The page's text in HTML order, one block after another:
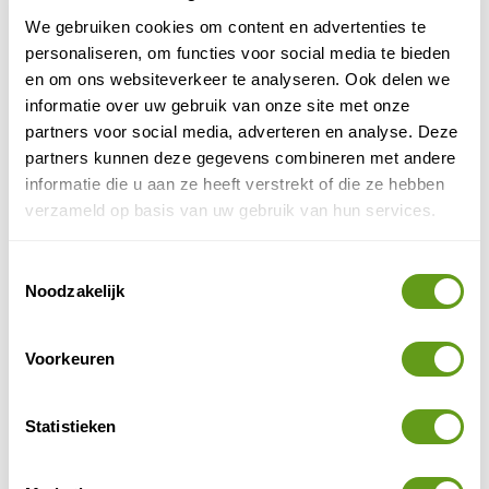
We gebruiken cookies om content en advertenties te
personaliseren, om functies voor social media te bieden
en om ons websiteverkeer te analyseren. Ook delen we
informatie over uw gebruik van onze site met onze
partners voor social media, adverteren en analyse. Deze
partners kunnen deze gegevens combineren met andere
informatie die u aan ze heeft verstrekt of die ze hebben
verzameld op basis van uw gebruik van hun services.
Noodzakelijk
Voorkeuren
Statistieken
hottub.
De hond mag mee.
BEKIJK
VISITWallonia - Campings
Knus bij het water of midden in het bos
Eigen tent, camper of caravan